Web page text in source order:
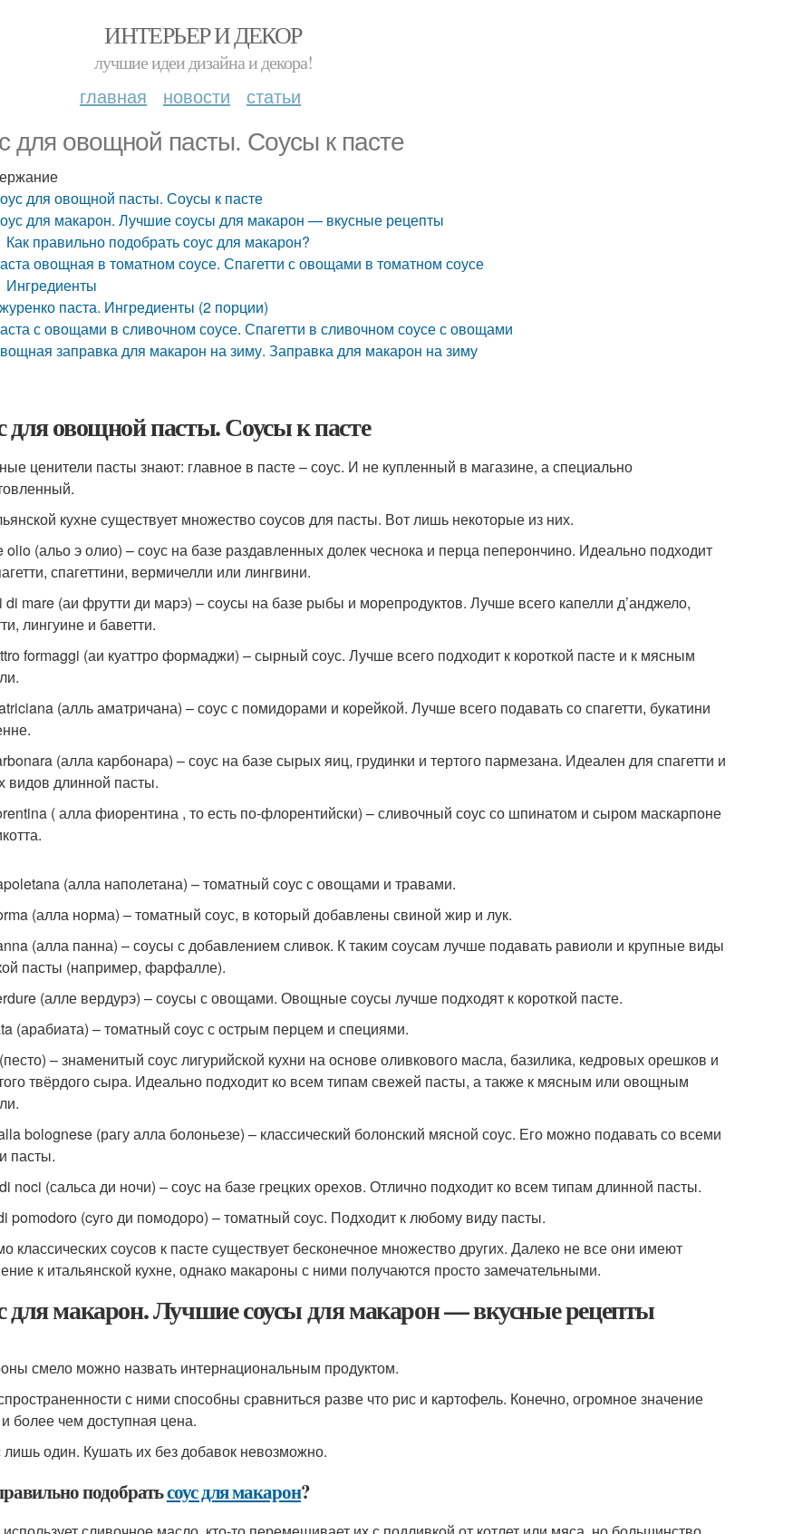
ИНТЕРЬЕР И ДЕКОР
лучшие идеи дизайна и декора!
главная новости статьи
для овощной пасты. Соусы к пасте
для овощной пасты. Соусы к пасте
для макарон. Лучшие соусы для макарон — вкусные рецепты
Как правильно подобрать соус для макарон?
овощная в томатном соусе. Спагетти с овощами в томатном соусе
Ингредиенты
паста. Ингредиенты (2 порции)
с овощами в сливочном соусе. Спагетти в сливочном соусе с овощами
заправка для макарон на зиму. Заправка для макарон на зиму
для овощной пасты. Соусы к пасте
ценители пасты знают: главное в пасте – соус. И не купленный в магазине, а специально
кухне существует множество соусов для пасты. Вот лишь некоторые из них.
olio (альо э олио) – соус на базе раздавленных долек чеснока и перца пеперончино. Идеально подходит
спагеттини, вермичелли или лингвини.
di mare (аи фрутти ди марэ) – соусы на базе рыбы и морепродуктов. Лучше всего капелли д’анджело,
лингуине и баветти.
formaggi (аи куаттро формаджи) – сырный соус. Лучше всего подходит к короткой пасте и к мясным
(алль аматричана) – соус с помидорами и корейкой. Лучше всего подавать со спагетти, букатини
(алла карбонара) – соус на базе сырых яиц, грудинки и тертого пармезана. Идеален для спагетти и
видов длинной пасты.
( алла фиорентина , то есть по-флорентийски) – сливочный соус со шпинатом и сыром маскарпоне
(алла наполетана) – томатный соус с овощами и травами.
(алла норма) – томатный соус, в который добавлены свиной жир и лук.
(алла панна) – соусы с добавлением сливок. К таким соусам лучше подавать равиоли и крупные виды
пасты (например, фарфалле).
(алле вердурэ) – соусы с овощами. Овощные соусы лучше подходят к короткой пасте.
(арабиата) – томатный соус с острым перцем и специями.
– знаменитый соус лигурийской кухни на основе оливкового масла, базилика, кедровых орешков и
твёрдого сыра. Идеально подходит ко всем типам свежей пасты, а также к мясным или овощным
bolognese (рагу алла болоньезе) – классический болонский мясной соус. Его можно подавать со всеми
пасты.
noci (сальса ди ночи) – соус на базе грецких орехов. Отлично подходит ко всем типам длинной пасты.
pomodoro (cуго ди помодоро) – томатный соус. Подходит к любому виду пасты.
классических соусов к пасте существует бесконечное множество других. Далеко не все они имеют
к итальянской кухне, однако макароны с ними получаются просто замечательными.
для макарон. Лучшие соусы для макарон — вкусные рецепты
смело можно назвать интернациональным продуктом.
с ними способны сравниться разве что рис и картофель. Конечно, огромное значение
более чем доступная цена.
один. Кушать их без добавок невозможно.
подобратьсоус для макарон?